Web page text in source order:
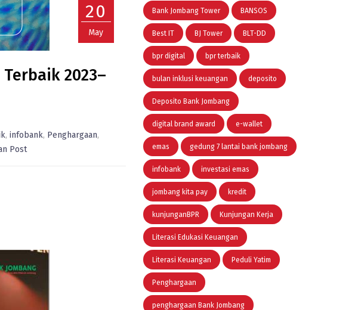
20
May
2023–
, infobank, Penghargaan,
Post
Bank Jombang Tower BANSOS
Best IT BJ Tower BLT-DD
bpr digital bpr terbaik
bulan inklusi keuangan deposito
Deposito Bank Jombang
digital brand award e-wallet
emas gedung 7 lantai bank jombang
infobank investasi emas
jombang kita pay kredit
kunjunganBPR Kunjungan Kerja
Literasi Edukasi Keuangan
Literasi Keuangan Peduli Yatim
Penghargaan
penghargaan Bank Jombang